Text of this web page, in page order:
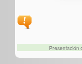
Presentación